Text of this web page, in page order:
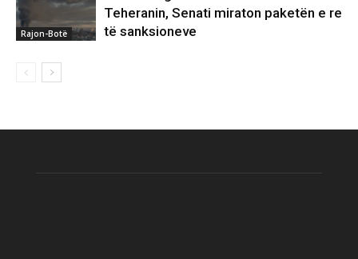
Rajon-Botë
Teheranin, Senati miraton paketën e re
të sanksioneve